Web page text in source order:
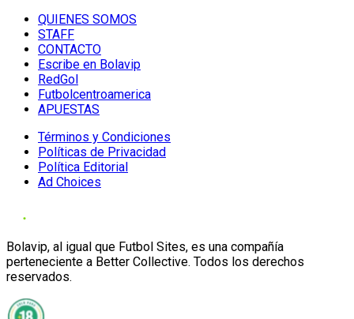
QUIENES SOMOS
STAFF
CONTACTO
Escribe en Bolavip
RedGol
Futbolcentroamerica
APUESTAS
Términos y Condiciones
Políticas de Privacidad
Política Editorial
Ad Choices
Bolavip, al igual que Futbol Sites, es una compañía
perteneciente a Better Collective. Todos los derechos
reservados.